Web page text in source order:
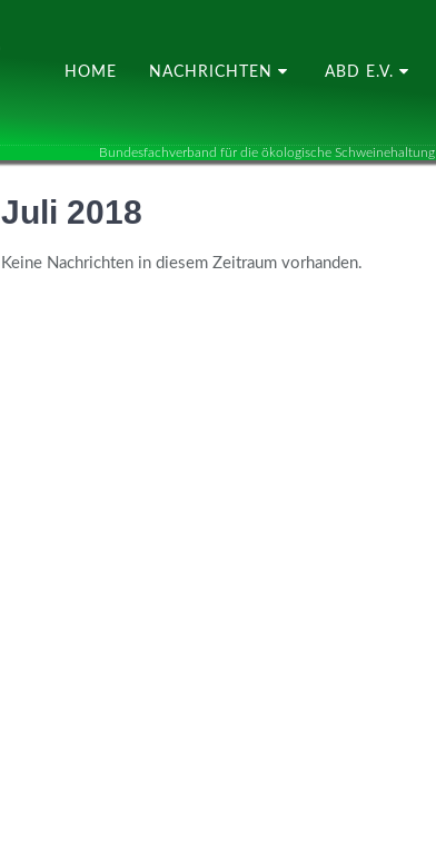
HOME NACHRICHTEN ABD E.V.
Bundesfachverband für die ökologische Schweinehaltung
Juli 2018
Keine Nachrichten in diesem Zeitraum vorhanden.